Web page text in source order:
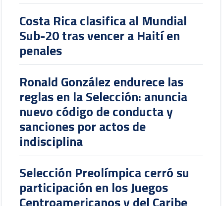
Costa Rica clasifica al Mundial
Sub-20 tras vencer a Haití en
penales
Ronald González endurece las
reglas en la Selección: anuncia
nuevo código de conducta y
sanciones por actos de
indisciplina
Selección Preolímpica cerró su
participación en los Juegos